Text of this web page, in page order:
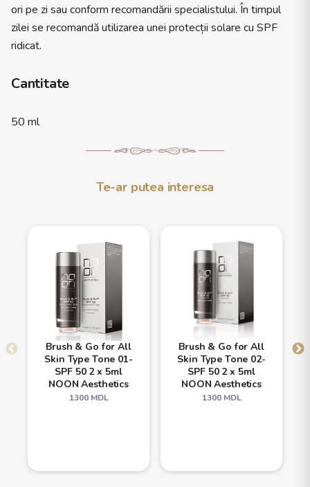
ori pe zi sau conform recomandării specialistului. În timpul
zilei se recomandă utilizarea unei protecții solare cu SPF
ridicat.
Cantitate
50 ml
Te-ar putea interesa
Brush & Go for All
Skin Type Tone 01-
SPF 50 2 x 5ml
NOON Aesthetics
1300MDL
Brush & Go for All
Skin Type Tone 02-
SPF 50 2 x 5ml
NOON Aesthetics
1300MDL